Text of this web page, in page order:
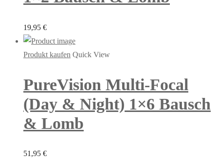
19,95 €
Produkt kaufen Quick View
PureVision Multi-Focal
(Day & Night) 1×6 Bausch
& Lomb
51,95 €